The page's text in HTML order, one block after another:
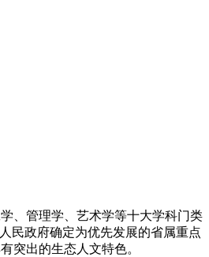
学、管理学、艺术学等十大学科门类
民政府确定为优先发展的省属重点
突出的生态人文特色。